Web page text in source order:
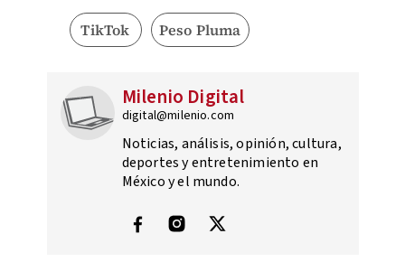
TikTok Peso Pluma
Milenio Digital
digital@milenio.com
Noticias, análisis, opinión, cultura,
deportes y entretenimiento en
México y el mundo.